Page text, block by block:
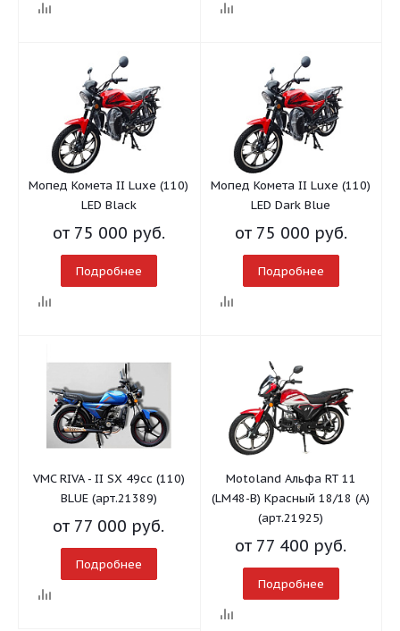
Мопед Комета II Luxe (110)
LED Black
от 75 000 руб.
Подробнее
Мопед Комета II Luxe (110)
LED Dark Blue
от 75 000 руб.
Подробнее
VMC RIVA - II SX 49сс (110)
BLUE (арт.21389)
от 77 000 руб.
Подробнее
Motoland Альфа RT 11
(LM48-B) Красный 18/18 (А)
(арт.21925)
от 77 400 руб.
Подробнее